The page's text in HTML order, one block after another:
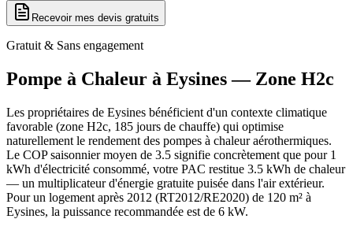
Recevoir mes devis gratuits
Gratuit & Sans engagement
Pompe à Chaleur à Eysines— Zone H2c
Les propriétaires de Eysines bénéficient d'un contexte climatique
favorable (zone H2c, 185 jours de chauffe) qui optimise
naturellement le rendement des pompes à chaleur aérothermiques.
Le COP saisonnier moyen de 3.5 signifie concrètement que pour 1
kWh d'électricité consommé, votre PAC restitue 3.5 kWh de chaleur
— un multiplicateur d'énergie gratuite puisée dans l'air extérieur.
Pour un logement après 2012 (RT2012/RE2020) de 120 m² à
Eysines, la puissance recommandée est de 6 kW.